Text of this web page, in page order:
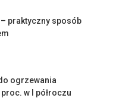
– praktyczny sposób
ogrzewania
w I półroczu